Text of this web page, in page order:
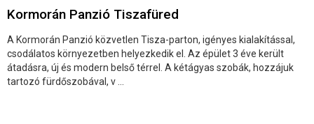
Kormorán Panzió Tiszafüred
A Kormorán Panzió közvetlen Tisza-parton, igényes kialakítással,
csodálatos környezetben helyezkedik el. Az épület 3 éve került
átadásra, új és modern belső térrel. A kétágyas szobák, hozzájuk
tartozó fürdőszobával, v ...